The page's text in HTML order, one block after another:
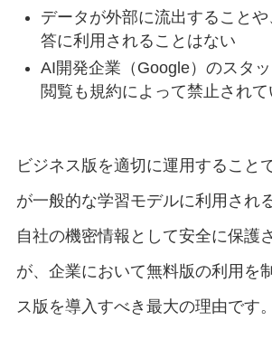
データが外部に流出すること
答に利用されることはない
AI開発企業（Google）のスタ
閲覧も規約によって禁止されて
ビジネス版を適切に運用すること
が一般的な学習モデルに利用され
自社の機密情報として安全に保護
が、企業において無料版の利用を
ス版を導入すべき最大の理由です。